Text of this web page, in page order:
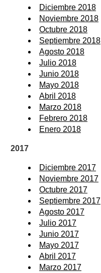
Diciembre 2018
Noviembre 2018
Octubre 2018
Septiembre 2018
Agosto 2018
Julio 2018
Junio 2018
Mayo 2018
Abril 2018
Marzo 2018
Febrero 2018
Enero 2018
2017
Diciembre 2017
Noviembre 2017
Octubre 2017
Septiembre 2017
Agosto 2017
Julio 2017
Junio 2017
Mayo 2017
Abril 2017
Marzo 2017